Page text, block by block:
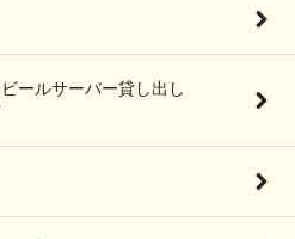
ールサーバー貸し出し